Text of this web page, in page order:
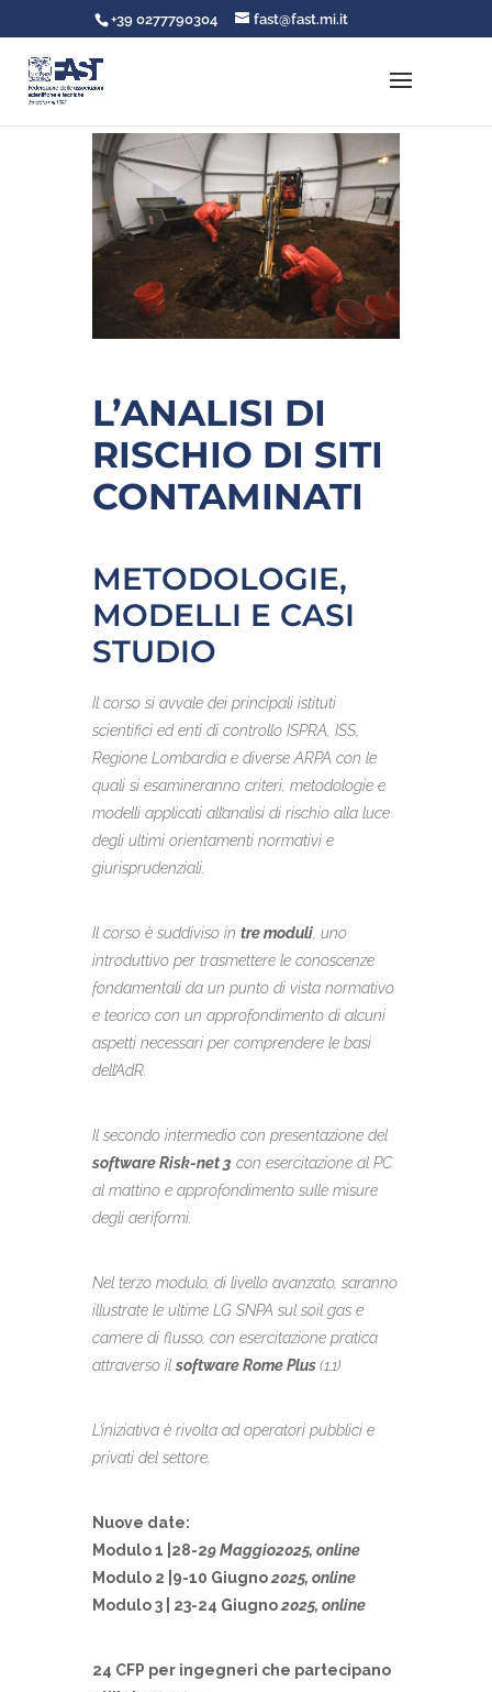
+39 0277790304 fast@fast.mi.it
L’ANALISI DI
RISCHIO DI SITI
CONTAMINATI
METODOLOGIE,
MODELLI E CASI
STUDIO
Il corso si avvale dei principali istituti
scientifici ed enti di controllo ISPRA, ISS,
Regione Lombardia e diverse ARPA con le
quali si esamineranno criteri, metodologie e
modelli applicati all’analisi di rischio alla luce
degli ultimi orientamenti normativi e
giurisprudenziali.
Il corso è suddiviso in tre moduli , uno
introduttivo per trasmettere le conoscenze
fondamentali da un punto di vista normativo
e teorico con un approfondimento di alcuni
aspetti necessari per comprendere le basi
dell’AdR.
Il secondo intermedio con presentazione del
software Risk-net 3 con esercitazione al PC
al mattino e approfondimento sulle misure
degli aeriformi.
Nel terzo modulo, di livello avanzato, saranno
illustrate le ultime LG SNPA sul soil gas e
camere di flusso, con esercitazione pratica
attraverso il software Rome Plus(1.1)
L’iniziativa è rivolta ad operatori pubblici e
privati del settore.
Nuove date:
Modulo 1 |28-29 Maggio2025, online
Modulo 2 |9-10 Giugno2025, online
Modulo 3 | 23-24 Giugno2025, online
24 CFP per ingegneri che partecipano